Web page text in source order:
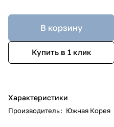
В корзину
Купить в 1 клик
Характеристики
Производитель: Южная Корея